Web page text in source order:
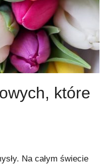
które
Na całym świecie